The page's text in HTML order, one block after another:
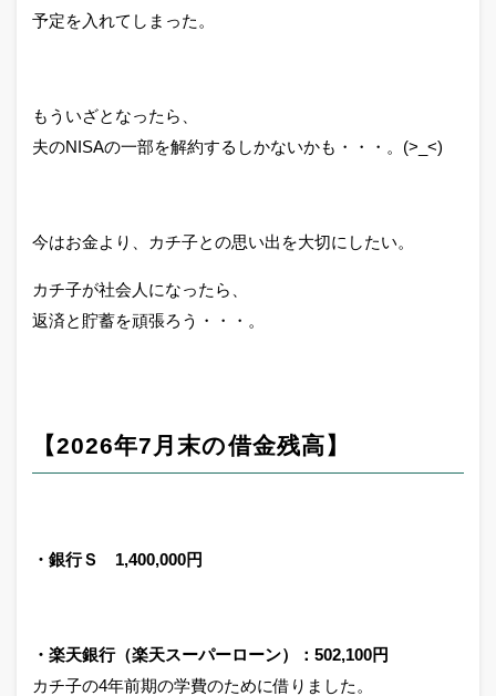
予定を入れてしまった。
もういざとなったら、
夫のNISAの一部を解約するしかないかも・・・。(>_<)
今はお金より、カチ子との思い出を大切にしたい。
カチ子が社会人になったら、
返済と貯蓄を頑張ろう・・・。
【2026年7月末の借金残高】
・銀行Ｓ 1,400,000円
・楽天銀行（楽天スーパーローン）：502,100円
カチ子の4年前期の学費のために借りました。